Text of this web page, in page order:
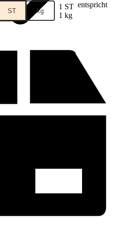
ST kg 1 ST entspricht
1 kg